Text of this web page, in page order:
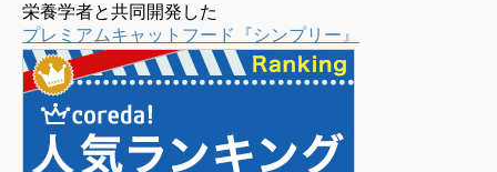
栄養学者と共同開発した
プレミアムキャットフード『シンプリー』